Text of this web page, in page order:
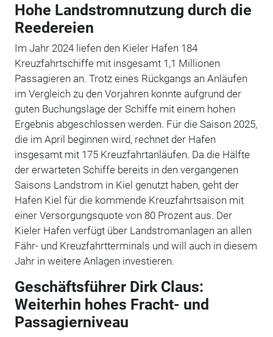
Hohe Landstromnutzung durch die
Reedereien
Im Jahr 2024 liefen den Kieler Hafen 184
Kreuzfahrtschiffe mit insgesamt 1,1 Millionen
Passagieren an. Trotz eines Rückgangs an Anläufen
im Vergleich zu den Vorjahren konnte aufgrund der
guten Buchungslage der Schiffe mit einem hohen
Ergebnis abgeschlossen werden. Für die Saison 2025,
die im April beginnen wird, rechnet der Hafen
insgesamt mit 175 Kreuzfahrtanläufen. Da die Hälfte
der erwarteten Schiffe bereits in den vergangenen
Saisons Landstrom in Kiel genutzt haben, geht der
Hafen Kiel für die kommende Kreuzfahrtsaison mit
einer Versorgungsquote von 80 Prozent aus. Der
Kieler Hafen verfügt über Landstromanlagen an allen
Fähr- und Kreuzfahrtterminals und will auch in diesem
Jahr in weitere Anlagen investieren.
Geschäftsführer Dirk Claus:
Weiterhin hohes Fracht- und
Passagierniveau